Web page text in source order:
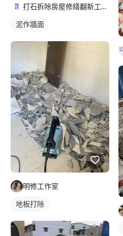
打石拆除房屋修繕翻新工程統包
泥作牆面
明修工作室
地板打除